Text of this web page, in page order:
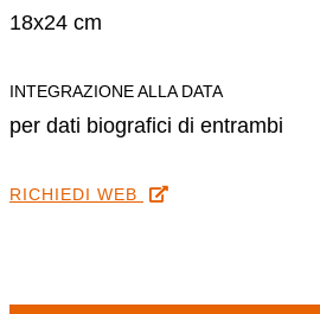
18x24 cm
INTEGRAZIONE ALLA DATA
per dati biografici di entrambi
RICHIEDI WEB